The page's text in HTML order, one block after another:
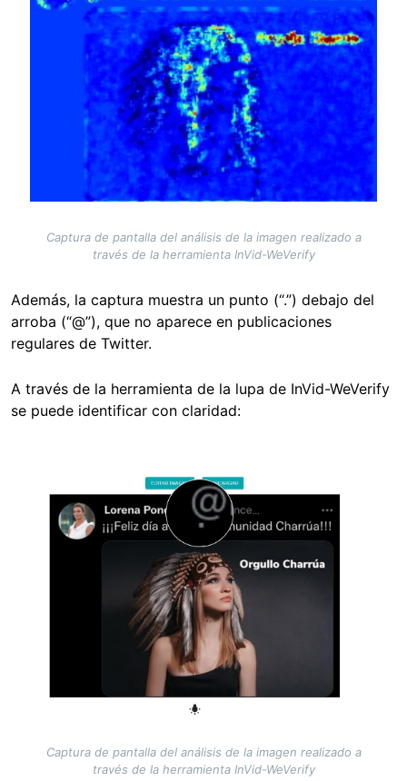
Captura de pantalla del análisis de la imagen realizado a
través de la herramienta InVid-WeVerify
Además, la captura muestra un punto (“.”) debajo del
arroba (“@”), que no aparece en publicaciones
regulares de Twitter.
A través de la herramienta de la lupa de InVid-WeVerify
se puede identificar con claridad:
Captura de pantalla del análisis de la imagen realizado a
través de la herramienta InVid-WeVerify